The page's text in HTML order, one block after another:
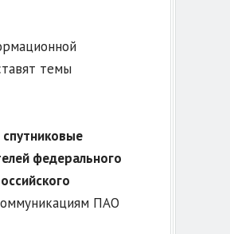
темы
федерального
ПАО